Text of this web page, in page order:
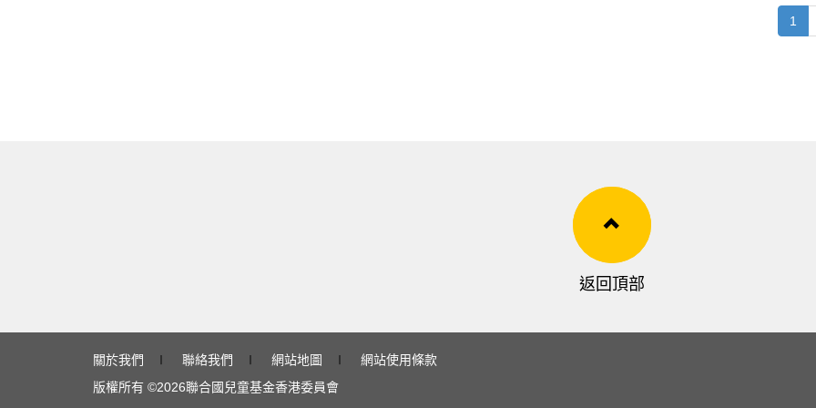
1
返回頂部
關於我們 ∣ 聯絡我們 ∣ 網站地圖 ∣
網站使用條款
版權所有 ©2026聯合國兒童基金香港委員會